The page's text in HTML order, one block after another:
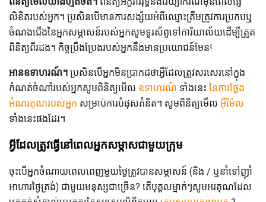
លិខិតរបស់អ្នក។ ប្រសិនបើមានការសង្ស័យអំពីឈ្មោះត្រឹមត្រូវការប្រកបឬ
ចំណងជើងនៃអ្នកសម្ភាសន៍របស់អ្នកសូមទូរស័ព្ទទៅការិយាល័យដើម្បីត្រួត
ពិនិត្យពីរដង។ កិច្ចប្រឹងប្រែងរបស់អ្នកនឹងមានប្រយោជន៍មែន!
អានឧទាហរណ៍។ ប្រសិនបើអ្នកមិនប្រាកដថាអ្វីដែលត្រូវសរសេរនៅក្នុង
កំណត់ចំណាំរបស់អ្នកសូមពិនិត្យមើល ឧទាហរណ៍ ទាំងនេះ នៃការថ្លែង
អំណរគុណរបស់អ្នក សម្រាប់ការបំផុសគំនិត។ សូមពិនិត្យមើល អ៊ីម៉ែល
ទាំងនេះផងដែរ។
អ្វីដែលត្រូវធ្វើនៅពេលអ្នកសម្ភាសជាមួយក្រុម
ចុះបើអ្នកចំណាយពេលពេញមួយថ្ងៃត្រូវបានសម្ភាសន៍ (និង / ឬនាំទៅញ៉ាំ
អាហារថ្ងៃត្រង់) ជាមួយមនុស្សជាច្រើន? តើបុគ្គលម្នាក់ៗសូមអរគុណដែល